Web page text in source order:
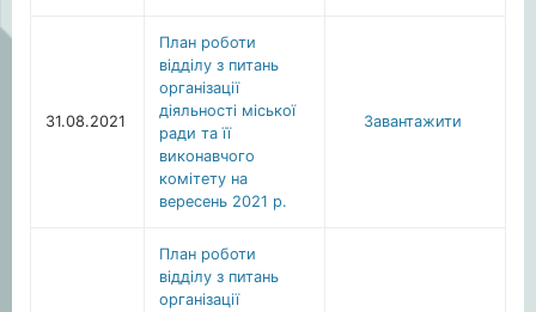
31.08.2021
План роботи
відділу з питань
організації
діяльності міської
ради та її
виконавчого
комітету на
вересень 2021 р.
Завантажити
План роботи
відділу з питань
організації